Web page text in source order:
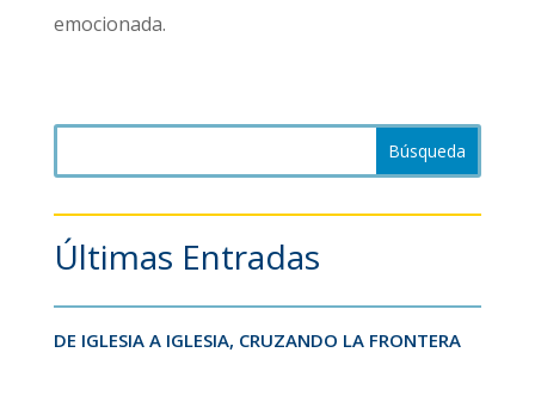
emocionada.
Últimas Entradas
DE IGLESIA A IGLESIA, CRUZANDO LA FRONTERA